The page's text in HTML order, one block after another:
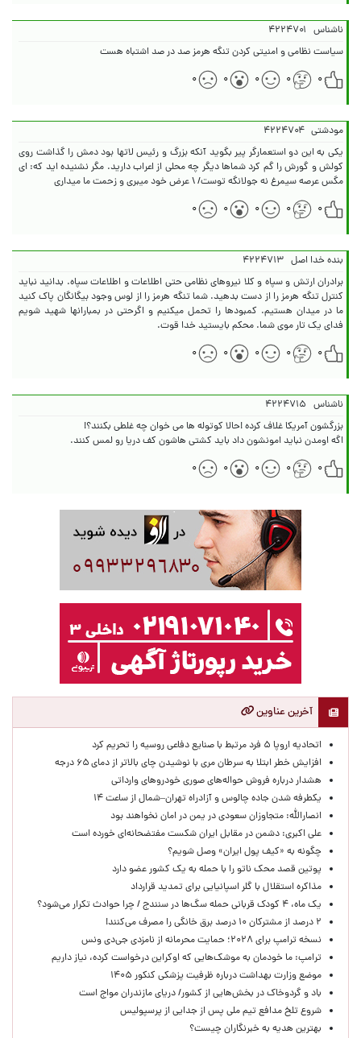
ناشناس ۴۲۲۴۷۰۱
سیاست نظامی و امنیتی کردن تنگه هرمز صد در صد اشتباه هست
۰
۰ ۰ ۰ ۰
مودشتی ۴۲۲۴۷۰۴
یکی به این دو استعمارگر پیر بگوید آنکه بزرگ و رئیس لاتها بود دمش را گذاشت روی
کولش و گورش را گم کرد شماها دیگر چه محلی از اعراب دارید. مگر نشنیده اید که: ای
مگس عرصه سیمرغ نه جولانگه توست/ \ عرض خود میبری و زحمت ما میداری
۰
۰ ۰ ۰ ۰
بنده خدا اصل ۴۲۲۴۷۱۳
برادران ارتش و سپاه و کلا نیروهای نظامی حتی اطلاعات و اطلاعات سپاه. بدانید نباید
کنترل تنگه هرمز را از دست بدهید. شما تنگه هرمز را از لوس وجود بیگانگان پاک کنید
ما در میدان هستیم. کمبودها را تحمل میکنیم و اگرحتی در بمبارانها شهید شویم
فدای یک تار موی شما. محکم بایستید خدا قوت.
۰
۰ ۰ ۰ ۰
ناشناس ۴۲۲۴۷۱۵
اگه اومدن نباید امونشون داد باید کشتی هاشون کف دریا رو لمس کنند.
۰
۰ ۰ ۰ ۰
آخرین عناوین
اتحادیه اروپا ۵ فرد مرتبط با صنایع دفاعی روسیه را تحریم کرد
افزایش خطر ابتلا به سرطان مری با نوشیدن چای بالاتر از دمای ۶۵ درجه
هشدار درباره فروش حواله‌های صوری خودروهای وارداتی
یکطرفه شدن جاده چالوس و آزادراه تهران–شمال از ساعت ۱۴
انصارالله: متجاوزان سعودی در یمن در امان نخواهند بود
علی اکبری: دشمن در مقابل ایران شکست مفتضحانه‌ای خورده است
چگونه به «کیف پول ایران» وصل شویم؟
پوتین قصد محک ناتو را با حمله به یک کشور عضو دارد
مذاکره استقلال با گلر اسپانیایی برای تمدید قرارداد
یک ماه، ۴ کودک قربانی حمله سگ‌ها در سنندج / چرا حوادث تکرار می‌شود؟
۲ درصد از مشترکان ۱۰ درصد برق خانگی را مصرف می‌کنند!
نسخه ترامپ برای ۲۰۲۸؛ حمایت محرمانه از نامزدی جی‌دی ونس
ترامپ: ما خودمان به موشک‌هایی که اوکراین درخواست کرده، نیاز داریم
موضع وزارت بهداشت درباره ظرفیت پزشکی کنکور ۱۴۰۵
باد و گردوخاک در بخش‌هایی از کشور/ دریای مازندران مواج است
شروع تلخ مدافع تیم ملی پس از جدایی از پرسپولیس
بهترین هدیه به خبرنگاران چیست؟